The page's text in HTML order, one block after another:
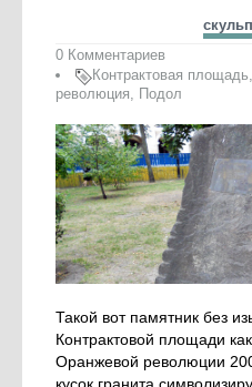
0 Комментариев
Контрактовая площадь,
революция
Подол
Такой вот памятник без
Контрактовой площади
Оранжевой революции